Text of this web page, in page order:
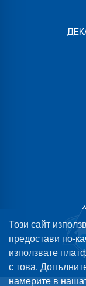
Този сайт
предостави по-
използвате
с това.
намерите в